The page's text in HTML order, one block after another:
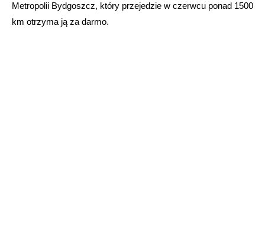
Metropolii Bydgoszcz, który przejedzie w czerwcu ponad 1500
km otrzyma ją za darmo.